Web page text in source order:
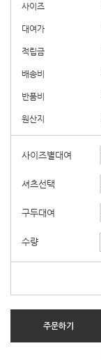
사이즈
대여가
적립금
배송비
반품비
원산지
사이즈별대여
셔츠선택
구두대여
수량
주문하기